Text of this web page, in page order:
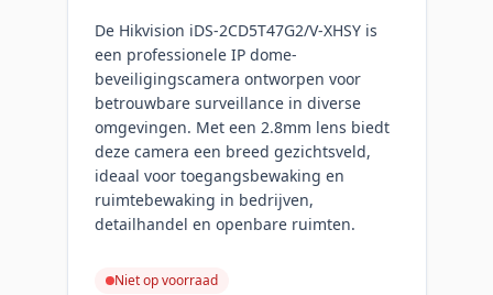
De Hikvision iDS-2CD5T47G2/V-XHSY is
een professionele IP dome-
beveiligingscamera ontworpen voor
betrouwbare surveillance in diverse
omgevingen. Met een 2.8mm lens biedt
deze camera een breed gezichtsveld,
ideaal voor toegangsbewaking en
ruimtebewaking in bedrijven,
detailhandel en openbare ruimten.
Niet op voorraad